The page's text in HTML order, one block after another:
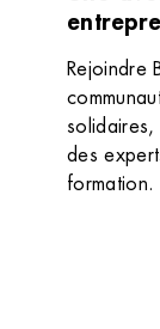
Rejoindre
des
formation.